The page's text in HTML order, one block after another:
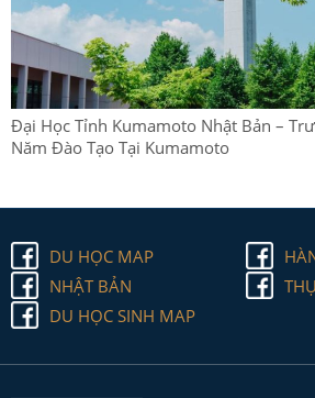
Đại Học Tỉnh Kumamoto Nhật Bản –
Năm Đào Tạo Tại Kumamoto
DU HỌC MAP
NHẬT BẢN
DU HỌC SINH MAP